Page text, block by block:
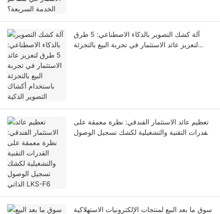
آلة كشك التصوير بالذكاء الاصطناعي: 5 طرق
لتعزيز عائد الاستثمار في تجربة البيع بالتجزئة
تعظيم عائد الاستثمار الفندقي: نظرة معمقة على
القدرات التقنية والتشغيلية لكشك تسجيل الوصول
سوق ما بعد البيع لمنتجات الإلكترونيات الاستهلاكية